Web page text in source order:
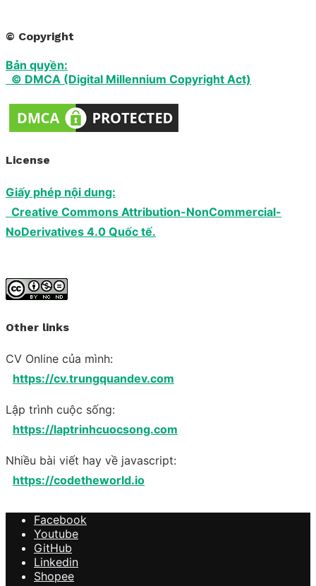
© Copyright
Bản quyền:
© DMCA (Digital Millennium Copyright Act)
License
Giấy phép nội dung:
Creative Commons Attribution-NonCommercial-
NoDerivatives 4.0 Quốc tế.
Other links
CV Online của mình:
https://cv.trungquandev.com
Lập trình cuộc sống:
https://laptrinhcuocsong.com
Nhiều bài viết hay về javascript:
https://codetheworld.io
Facebook
Youtube
GitHub
Linkedin
Shopee